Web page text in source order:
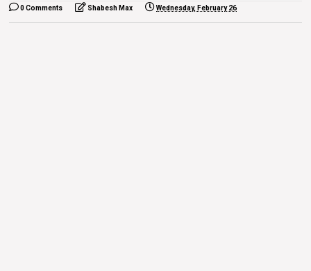
0 Comments Shabesh Max Wednesday, February 26